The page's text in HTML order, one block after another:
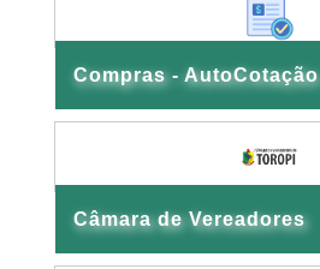
Compras - AutoCotação
Câmara de Vereadores